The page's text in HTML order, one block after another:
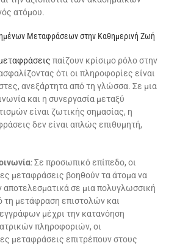
ατόμου.
Μεταφράσεων στην Καθημερινή Ζωή
παίζουν κρίσιμο ρόλο στην
ότι οι πληροφορίες είναι
ανεξάρτητα από τη γλώσσα. Σε μια
και η συνεργασία μεταξύ
είναι ζωτικής σημασίας, η
δεν είναι απλώς επιθυμητή,
: Σε προσωπικό επίπεδο, οι
μεταφράσεις βοηθούν τα άτομα να
αποτελεσματικά σε μια πολυγλωσσική
τη μετάφραση επιστολών και
μέχρι την κατανόηση
πληροφοριών, οι
μεταφράσεις επιτρέπουν στους